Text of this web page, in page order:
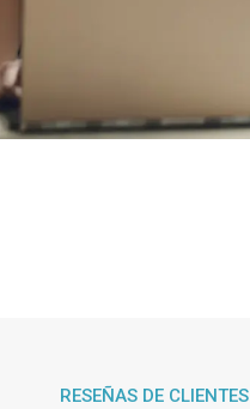
RESEÑAS DE CLIENTES